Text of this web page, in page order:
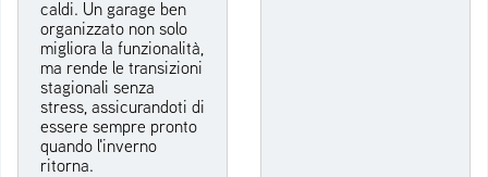
caldi. Un garage ben
organizzato non solo
migliora la funzionalità,
ma rende le transizioni
stagionali senza
stress, assicurandoti di
essere sempre pronto
quando l'inverno
ritorna.